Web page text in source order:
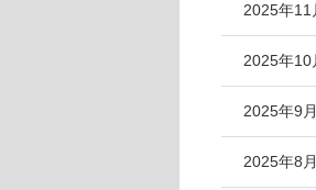
2025年11
2025年10
2025年9月
2025年8月